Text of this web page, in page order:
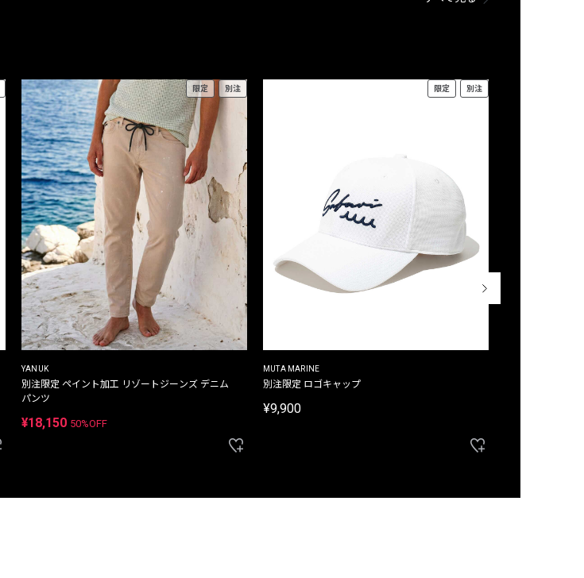
限定 別注
YANUK
別注限定 ペイント加工 リゾートジーンズ デニム
パンツ
¥18,150 50%OFF
限定 別注
MUTA MARINE
別注限定 ロゴキャップ
¥9,900